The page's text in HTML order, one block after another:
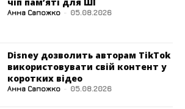
Анна Сапожко - 05.08.2026
Disney дозволить авторам TikTok
використовувати свій контент у
коротких відео
Анна Сапожко - 05.08.2026